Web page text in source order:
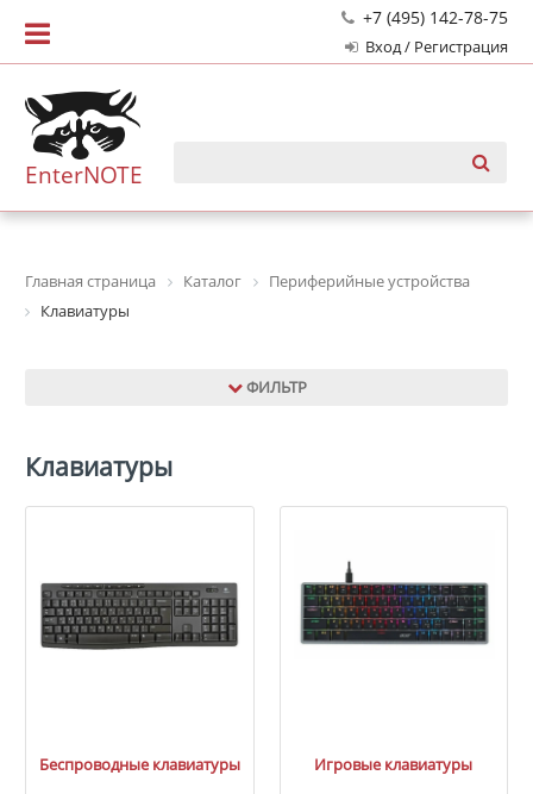
+7 (495) 142-78-75
Вход / Регистрация
EnterNOTE
Главная страница Каталог
Периферийные устройства
Клавиатуры
ФИЛЬТР
Клавиатуры
Беспроводные клавиатуры Игровые клавиатуры